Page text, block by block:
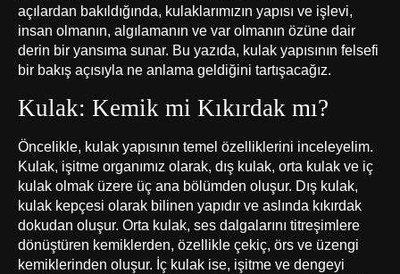
açılardan bakıldığında, kulaklarımızın yapısı ve işlevi,
insan olmanın, algılamanın ve var olmanın özüne dair
derin bir yansıma sunar. Bu yazıda, kulak yapısının felsefi
bir bakış açısıyla ne anlama geldiğini tartışacağız.
Kulak: Kemik mi Kıkırdak mı?
Öncelikle, kulak yapısının temel özelliklerini inceleyelim.
Kulak, işitme organımız olarak, dış kulak, orta kulak ve iç
kulak olmak üzere üç ana bölümden oluşur. Dış kulak,
kulak kepçesi olarak bilinen yapıdır ve aslında kıkırdak
dokudan oluşur. Orta kulak, ses dalgalarını titreşimlere
dönüştüren kemiklerden, özellikle çekiç, örs ve üzengi
kemiklerinden oluşur. İç kulak ise, işitme ve dengeyi